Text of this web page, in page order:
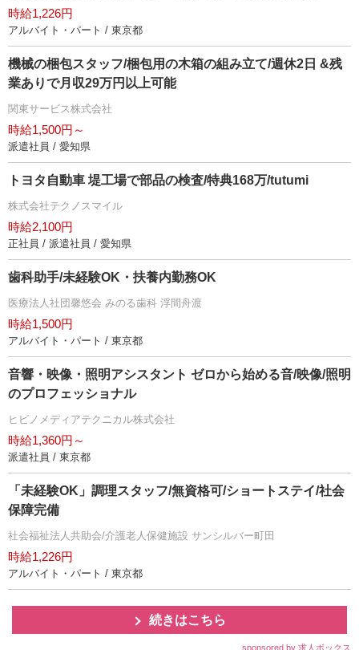
時給1,226円
アルバイト・パート / 東京都
機械の梱包スタッフ/梱包用の木箱の組み立て/週休2日 &残
業ありで月収29万円以上可能
関東サービス株式会社
時給1,500円～
派遣社員 / 愛知県
トヨタ自動車 堤工場で部品の検査/特典168万/tutumi
株式会社テクノスマイル
時給2,100円
正社員 / 派遣社員 / 愛知県
歯科助手/未経験OK・扶養内勤務OK
医療法人社団馨悠会 みのる歯科 浮間舟渡
時給1,500円
アルバイト・パート / 東京都
音響・映像・照明アシスタント ゼロから始める音/映像/照明
のプロフェッショナル
ヒビノメディアテクニカル株式会社
時給1,360円～
派遣社員 / 東京都
「未経験OK」調理スタッフ/無資格可/ショートステイ/社会
保障完備
社会福祉法人共助会/介護老人保健施設 サンシルバー町田
時給1,226円
アルバイト・パート / 東京都
続きはこちら
sponsored by 求人ボックス